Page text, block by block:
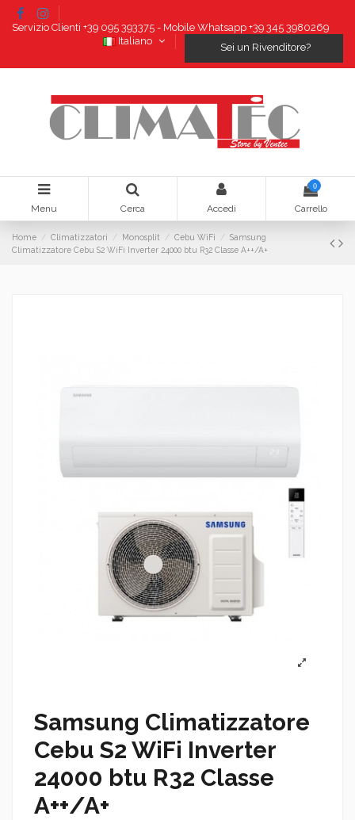
Servizio Clienti +39 095 393375 - Mobile Whatsapp +39 345 3980269
Italiano
Sei un Rivenditore?
Menu Cerca Accedi
0
Carrello
Home Climatizzatori Monosplit Cebu WiFi
Samsung
Climatizzatore Cebu S2 WiFi Inverter 24000 btu R32 Classe A++/A+
Samsung Climatizzatore
Cebu S2 WiFi Inverter
24000 btu R32 Classe
A++/A+